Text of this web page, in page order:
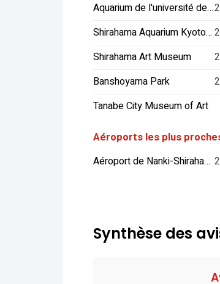
Aquarium de l'université de Kyoto à Shirahama
Shirahama Aquarium Kyoto University
Shirahama Art Museum
Banshoyama Park
Tanabe City Museum of Art
Aéroports les plus
Aéroport de Nanki-Shirahama
Synthèse des